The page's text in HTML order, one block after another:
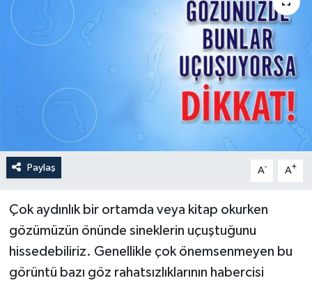
Paylaş A- A+
Çok aydınlık bir ortamda veya kitap okurken
gözümüzün önünde sineklerin uçuştuğunu
hissedebiliriz. Genellikle çok önemsenmeyen bu
görüntü bazı göz rahatsızlıklarının habercisi